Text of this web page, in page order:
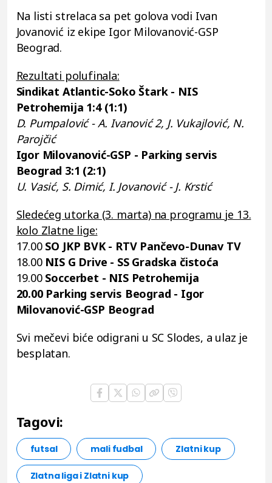
Na listi strelaca sa pet golova vodi Ivan
Jovanović iz ekipe Igor Milovanović-GSP
Beograd.
Rezultati polufinala:
Sindikat Atlantic-Soko Štark - NIS
Petrohemija 1:4 (1:1)
D. Pumpalović - A. Ivanović 2, J. Vukajlović, N.
Parojčić
Igor Milovanović-GSP - Parking servis
Beograd 3:1 (2:1)
U. Vasić, S. Dimić, I. Jovanović - J. Krstić
Sledećeg utorka (3. marta) na programu je 13.
kolo Zlatne lige:
17.00 SO JKP BVK - RTV Pančevo-Dunav TV
18.00 NIS G Drive - SS Gradska čistoća
19.00 Soccerbet - NIS Petrohemija
20.00 Parking servis Beograd - Igor
Milovanović-GSP Beograd
Svi mečevi biće odigrani u SC Slodes, a ulaz je
besplatan.
Tagovi:
futsal mali fudbal Zlatni kup
Zlatna liga i Zlatni kup